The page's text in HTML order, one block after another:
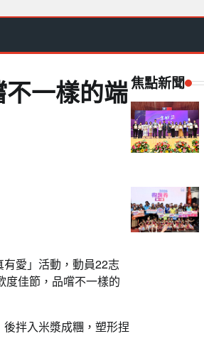
一樣的端
愛」活動，動員22志
度佳節，品嚐不一樣的
拌入米漿成糰，塑形捏
焦點新聞